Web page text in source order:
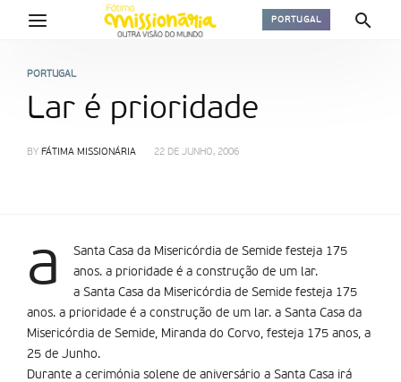
PORTUGAL
PORTUGAL
Lar é prioridade
BY FÁTIMA MISSIONÁRIA 22 DE JUNHO, 2006
a
Santa Casa da Misericórdia de Semide festeja 175
anos. a prioridade é a construção de um lar.
a Santa Casa da Misericórdia de Semide festeja 175
anos. a prioridade é a construção de um lar. a Santa Casa da
Misericórdia de Semide, Miranda do Corvo, festeja 175 anos, a
25 de Junho.
Durante a cerimónia solene de aniversário a Santa Casa irá